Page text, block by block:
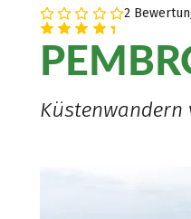
2
Küstenwandern